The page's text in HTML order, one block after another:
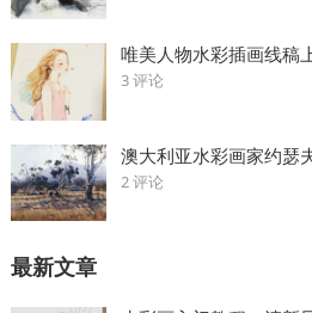
唯美人物水彩插画线稿
3 评论
澳大利亚水彩画家约瑟
2 评论
最新文章